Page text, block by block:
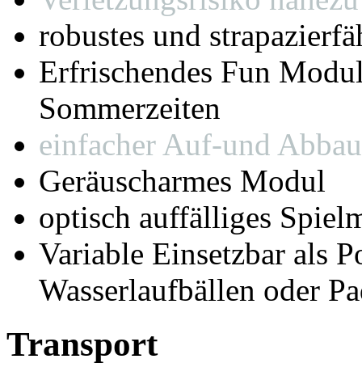
robustes und
Erfrischendes Fun
Sommerzeiten
einfacher Auf-und Abbau
Geräuscharmes Modul
optisch auffälliges
Variable Einsetzbar als
Wasserlaufbällen oder
Transport